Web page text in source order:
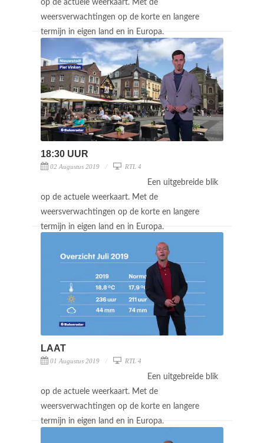
op de actuele weerkaart. Met de
weersverwachtingen op de korte en langere
termijn in eigen land en in Europa.
18:30 UUR
02 Augustus 2019 RTL 4
Een uitgebreide blik
op de actuele weerkaart. Met de
weersverwachtingen op de korte en langere
termijn in eigen land en in Europa.
LAAT
01 Augustus 2019 RTL 4
Een uitgebreide blik
op de actuele weerkaart. Met de
weersverwachtingen op de korte en langere
termijn in eigen land en in Europa.